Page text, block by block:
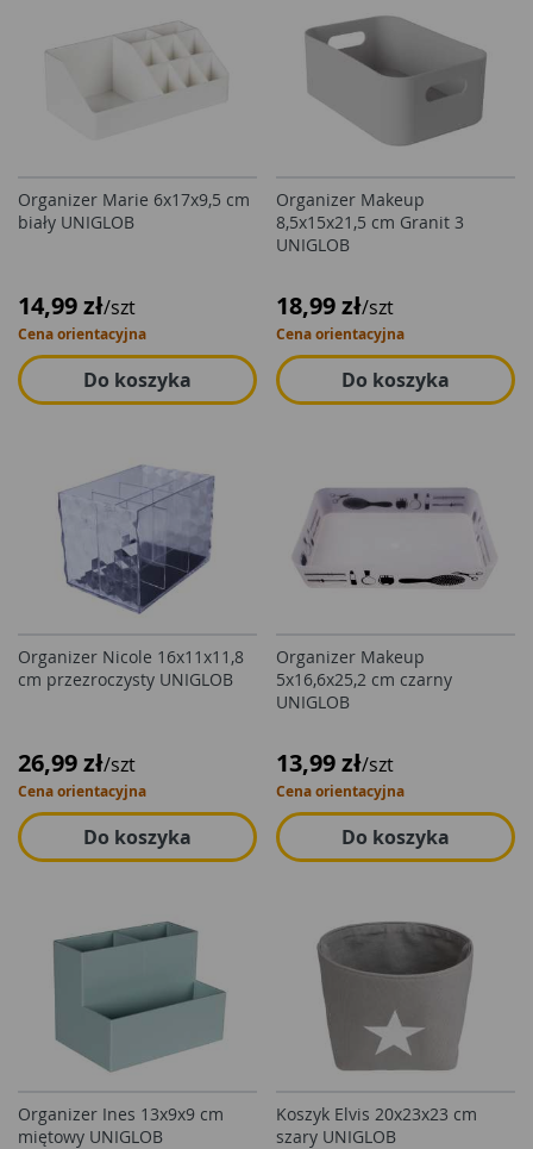
Organizer Marie 6x17x9,5 cm
biały UNIGLOB
14,99 zł/szt
Cena orientacyjna
Do koszyka
Organizer Makeup
8,5x15x21,5 cm Granit 3
UNIGLOB
18,99 zł/szt
Cena orientacyjna
Do koszyka
Organizer Nicole 16x11x11,8
cm przezroczysty UNIGLOB
26,99 zł/szt
Cena orientacyjna
Do koszyka
Organizer Makeup
5x16,6x25,2 cm czarny
UNIGLOB
13,99 zł/szt
Cena orientacyjna
Do koszyka
Organizer Ines 13x9x9 cm
miętowy UNIGLOB
Koszyk Elvis 20x23x23 cm
szary UNIGLOB